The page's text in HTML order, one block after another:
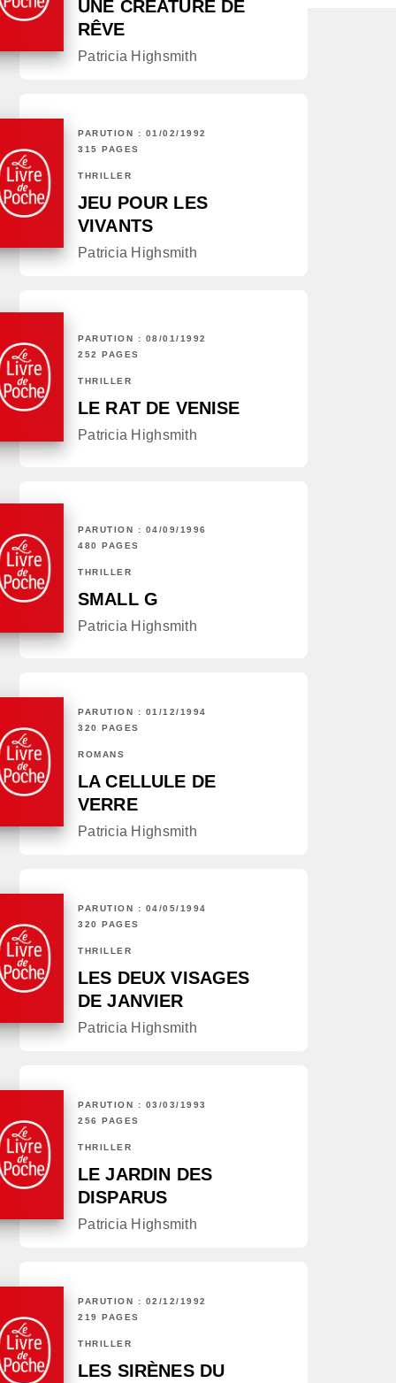
UNE CRÉATURE DE
RÊVE
Patricia Highsmith
PARUTION : 01/02/1992
315 PAGES
THRILLER
JEU POUR LES
VIVANTS
Patricia Highsmith
PARUTION : 08/01/1992
252 PAGES
THRILLER
LE RAT DE VENISE
Patricia Highsmith
PARUTION : 04/09/1996
480 PAGES
THRILLER
SMALL G
Patricia Highsmith
PARUTION : 01/12/1994
320 PAGES
ROMANS
LA CELLULE DE
VERRE
Patricia Highsmith
PARUTION : 04/05/1994
320 PAGES
THRILLER
LES DEUX VISAGES
DE JANVIER
Patricia Highsmith
PARUTION : 03/03/1993
256 PAGES
THRILLER
LE JARDIN DES
DISPARUS
Patricia Highsmith
PARUTION : 02/12/1992
219 PAGES
THRILLER
LES SIRÈNES DU